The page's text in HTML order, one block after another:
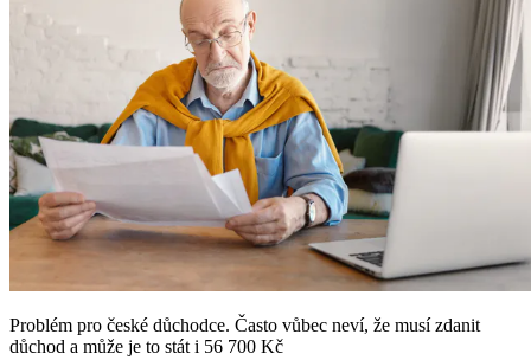
Problém pro české důchodce. Často vůbec neví, že musí zdanit
důchod a může je to stát i 56 700 Kč